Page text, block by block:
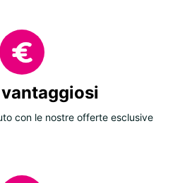
con le nostre offerte esclusive